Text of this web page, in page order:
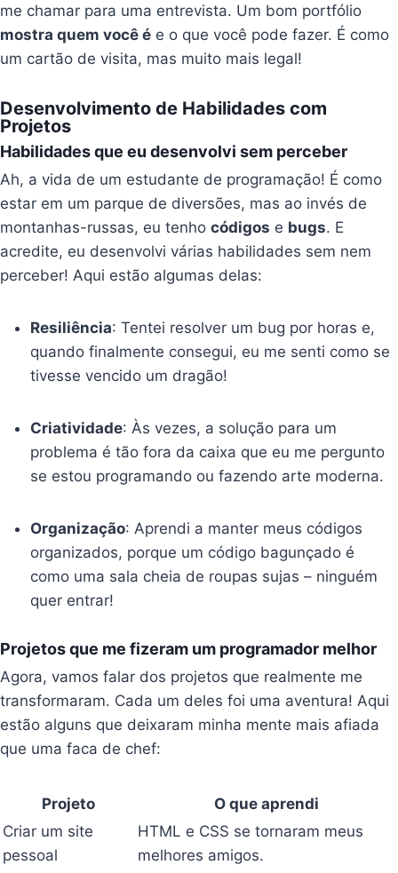
me chamar para uma entrevista. Um bom portfólio
mostra quem você é e o que você pode fazer. É como
um cartão de visita, mas muito mais legal!
Desenvolvimento de Habilidades com
Projetos
Habilidades que eu desenvolvi sem perceber
Ah, a vida de um estudante de programação! É como
estar em um parque de diversões, mas ao invés de
montanhas-russas, eu tenhocódigos e bugs. E
acredite, eu desenvolvi várias habilidades sem nem
perceber! Aqui estão algumas delas:
Resiliência: Tentei resolver um bug por horas e,
quando finalmente consegui, eu me senti como se
tivesse vencido um dragão!
Criatividade: Às vezes, a solução para um
problema é tão fora da caixa que eu me pergunto
se estou programando ou fazendo arte moderna.
Organização: Aprendi a manter meus códigos
organizados, porque um código bagunçado é
como uma sala cheia de roupas sujas – ninguém
quer entrar!
Projetos que me fizeram um programador melhor
Agora, vamos falar dos projetos que realmente me
transformaram. Cada um deles foi uma aventura! Aqui
estão alguns que deixaram minha mente mais afiada
que uma faca de chef:
Projeto
O que aprendi
Criar um site
pessoal
HTML e CSS se tornaram meus
melhores amigos.